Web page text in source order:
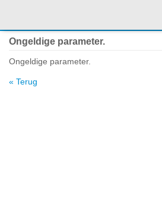
Ongeldige parameter.
Ongeldige parameter.
« Terug